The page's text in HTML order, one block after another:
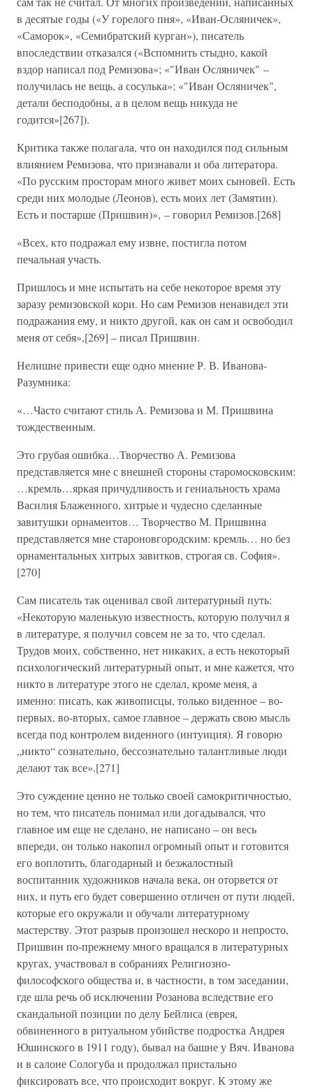
в десятые годы («У горелого пня», «Иван-Осляничек»,
«Саморок», «Семибратский курган»), писатель
впоследствии отказался («Вспомнить стыдно, какой
вздор написал под Ремизова»; «"Иван Осляничек" –
получилась не вещь, а сосулька»; «"Иван Осляничек",
детали бесподобны, а в целом вещь никуда не
годится»[267]).
Критика также полагала, что он находился под сильным
влиянием Ремизова, что признавали и оба литератора.
«По русским просторам много живет моих сыновей. Есть
среди них молодые (Леонов), есть моих лет (Замятин).
Есть и постарше (Пришвин)», – говорил Ремизов.[268]
«Всех, кто подражал ему извне, постигла потом
печальная участь.
Пришлось и мне испытать на себе некоторое время эту
заразу ремизовской кори. Но сам Ремизов ненавидел эти
подражания ему, и никто другой, как он сам и освободил
меня от себя»,[269] – писал Пришвин.
Нелишне привести еще одно мнение Р. В. Иванова-
Разумника:
«…Часто считают стиль А. Ремизова и М. Пришвина
тождественным.
Это грубая ошибка…Творчество А. Ремизова
представляется мне с внешней стороны старомосковским:
…кремль…яркая причудливость и гениальность храма
Василия Блаженного, хитрые и чудесно сделанные
завитушки орнаментов… Творчество М. Пришвина
представляется мне староновгородским: кремль… но без
орнаментальных хитрых завитков, строгая св. София».
[270]
Сам писатель так оценивал свой литературный путь:
«Некоторую маленькую известность, которую получил я
в литературе, я получил совсем не за то, что сделал.
Трудов моих, собственно, нет никаких, а есть некоторый
психологический литературный опыт, и мне кажется, что
никто в литературе этого не сделал, кроме меня, а
именно: писать, как живописцы, только виденное – во-
первых, во-вторых, самое главное – держать свою мысль
всегда под контролем виденного (интуиция). Я говорю
„никто“ сознательно, бессознательно талантливые люди
делают так все».[271]
Это суждение ценно не только своей самокритичностью,
но тем, что писатель понимал или догадывался, что
главное им еще не сделано, не написано – он весь
впереди, он только накопил огромный опыт и готовится
его воплотить, благодарный и безжалостный
воспитанник художников начала века, он оторвется от
них, и путь его будет совершенно отличен от пути людей,
которые его окружали и обучали литературному
мастерству. Этот разрыв произошел нескоро и непросто,
Пришвин по-прежнему много вращался в литературных
кругах, участвовал в собраниях Религиозно-
философского общества и, в частности, в том заседании,
где шла речь об исключении Розанова вследствие его
скандальной позиции по делу Бейлиса (еврея,
обвиненного в ритуальном убийстве подростка Андрея
Юшинского в 1911 году), бывал на башне у Вяч. Иванова
и в салоне Сологуба и продолжал пристально
фиксировать все, что происходит вокруг. К этому же